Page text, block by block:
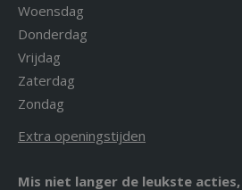
Woensdag
Donderdag
Vrijdag
Zaterdag
Zondag
Extra openingstijden
Mis niet langer de leukste